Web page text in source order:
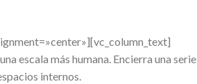
escala más humana. Encierra una
internos.